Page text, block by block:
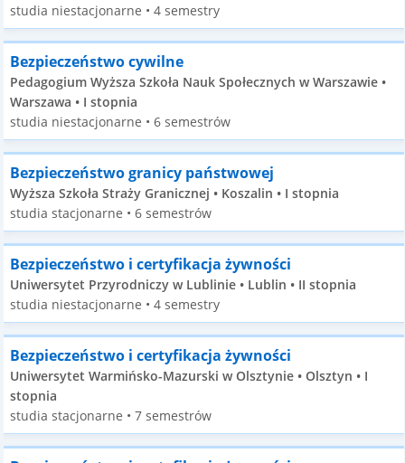
studia niestacjonarne • 4 semestry
Bezpieczeństwo cywilne
Pedagogium Wyższa Szkoła Nauk Społecznych w Warszawie •
Warszawa • I stopnia
studia niestacjonarne • 6 semestrów
Bezpieczeństwo granicy państwowej
Wyższa Szkoła Straży Granicznej • Koszalin • I stopnia
studia stacjonarne • 6 semestrów
Bezpieczeństwo i certyfikacja żywności
Uniwersytet Przyrodniczy w Lublinie • Lublin • II stopnia
studia niestacjonarne • 4 semestry
Bezpieczeństwo i certyfikacja żywności
Uniwersytet Warmińsko-Mazurski w Olsztynie • Olsztyn • I
stopnia
studia stacjonarne • 7 semestrów